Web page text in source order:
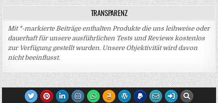
TRANSPARENZ
Mit *-markierte Beiträge enthalten Produkte die uns leihweise oder
dauerhaft für unsere ausführlichen Tests und Reviews kostenlos
zur Verfügung gestellt wurden. Unsere Objektivität wird davon
nicht beeinflusst.